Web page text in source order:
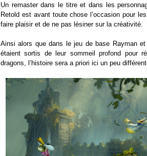
Un remaster dans le titre et dans les
Retold est avant toute chose l’occasion pour
faire plaisir et de ne pas lésiner sur la créativité.
Ainsi alors que dans le jeu de base Rayman
étaient sortis de leur sommeil profond pour
dragons, l’histoire sera a priori ici un peu